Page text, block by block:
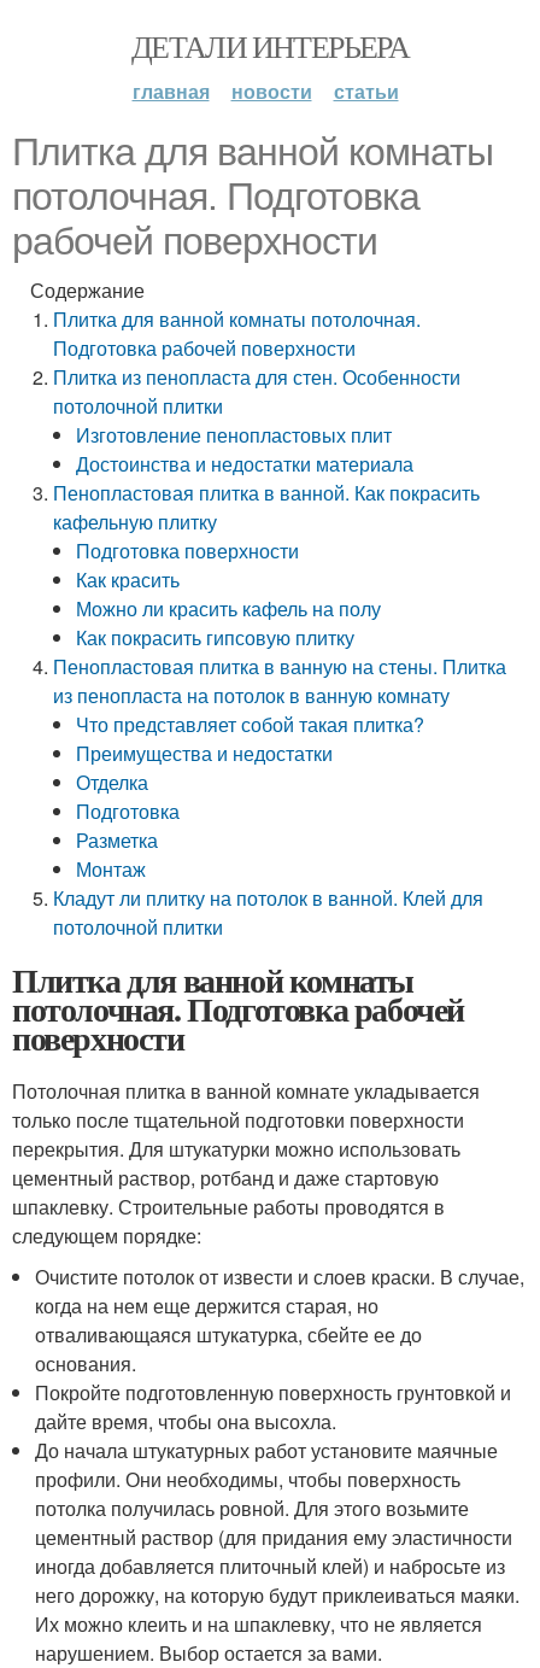
ДЕТАЛИ ИНТЕРЬЕРА
главная новости статьи
Плитка для ванной комнаты
потолочная. Подготовка
рабочей поверхности
Содержание
Плитка для ванной комнаты потолочная.
Подготовка рабочей поверхности
Плитка из пенопласта для стен. Особенности
потолочной плитки
Изготовление пенопластовых плит
Достоинства и недостатки материала
Пенопластовая плитка в ванной. Как покрасить
кафельную плитку
Подготовка поверхности
Как красить
Можно ли красить кафель на полу
Как покрасить гипсовую плитку
Пенопластовая плитка в ванную на стены. Плитка
из пенопласта на потолок в ванную комнату
Что представляет собой такая плитка?
Преимущества и недостатки
Отделка
Подготовка
Разметка
Монтаж
Кладут ли плитку на потолок в ванной. Клей для
потолочной плитки
Плитка для ванной комнаты
потолочная. Подготовка рабочей
поверхности
Потолочная плитка в ванной комнате укладывается
только после тщательной подготовки поверхности
перекрытия. Для штукатурки можно использовать
цементный раствор, ротбанд и даже стартовую
шпаклевку. Строительные работы проводятся в
следующем порядке:
Очистите потолок от извести и слоев краски. В случае,
когда на нем еще держится старая, но
отваливающаяся штукатурка, сбейте ее до
основания.
Покройте подготовленную поверхность грунтовкой и
дайте время, чтобы она высохла.
До начала штукатурных работ установите маячные
профили. Они необходимы, чтобы поверхность
потолка получилась ровной. Для этого возьмите
цементный раствор (для придания ему эластичности
иногда добавляется плиточный клей) и набросьте из
него дорожку, на которую будут приклеиваться маяки.
Их можно клеить и на шпаклевку, что не является
нарушением. Выбор остается за вами.